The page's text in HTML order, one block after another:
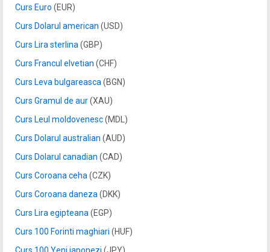
Curs Euro (EUR)
Curs Dolarul american (USD)
Curs Lira sterlina (GBP)
Curs Francul elvetian (CHF)
Curs Leva bulgareasca (BGN)
Curs Gramul de aur(XAU)
Curs Leul moldovenesc(MDL)
Curs Dolarul australian (AUD)
Curs Dolarul canadian (CAD)
Curs Coroana ceha (CZK)
Curs Coroana daneza (DKK)
Curs Lira egipteana (EGP)
Curs 100 Forinti maghiari (HUF)